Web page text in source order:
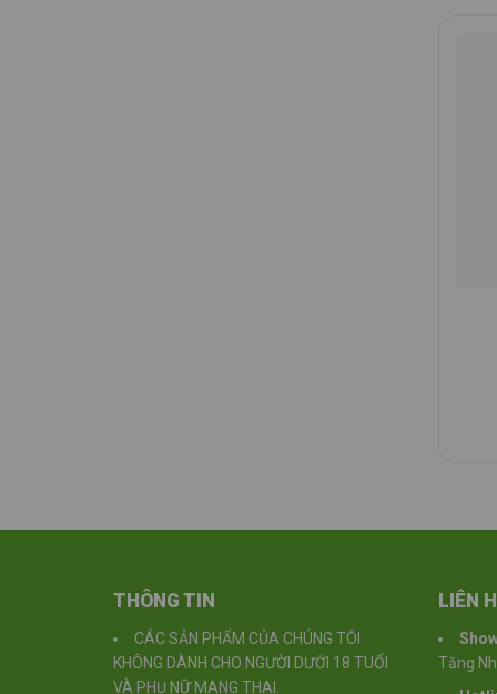
THÔNG TIN
CÁC SẢN PHẨM CỦA CHÚNG TÔI
KHÔNG DÀNH CHO NGƯỜI DƯỚI 18 TUỔI
VÀ PHỤ NỮ MANG THAI.
LIÊN
Tăng